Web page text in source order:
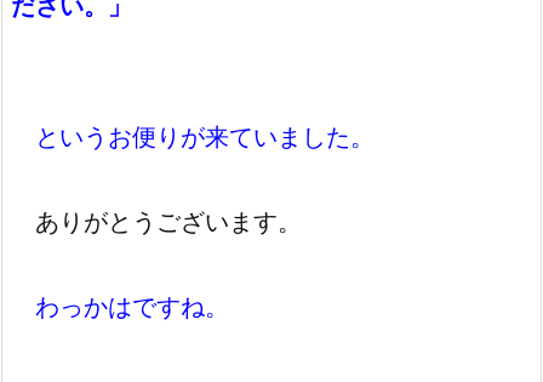
というお便りが来ていました。
ありがとうございます。
わっかはですね。